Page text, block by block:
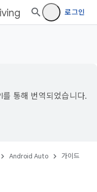
로그인
를 통해 번역되었습니다.
Android Auto 가이드